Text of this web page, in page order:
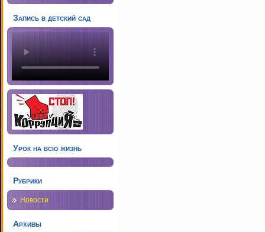
Запись в детский сад
Урок на всю жизнь
Рубрики
Новости
Архивы